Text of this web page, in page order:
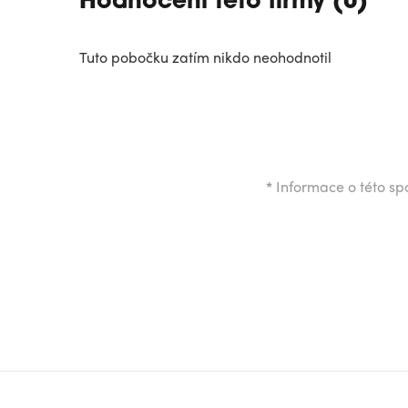
Tuto pobočku zatím nikdo neohodnotil
* Informace o této